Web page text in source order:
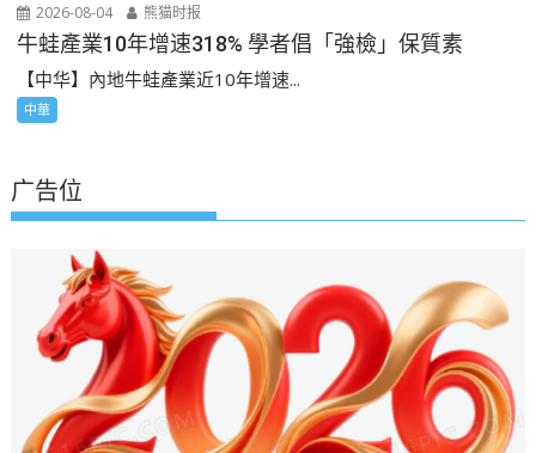
2026-08-04 熊猫时报
牛蛙產業10年增速318% 學者倡「強檢」保質素
【中华】內地牛蛙產業近10年增速...
中華
广告位